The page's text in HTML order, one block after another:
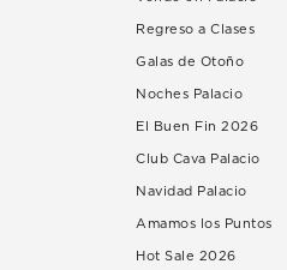
Regreso a Clases
Galas de Otoño
Noches Palacio
El Buen Fin 2026
Club Cava Palacio
Navidad Palacio
Amamos los Puntos
Hot Sale 2026